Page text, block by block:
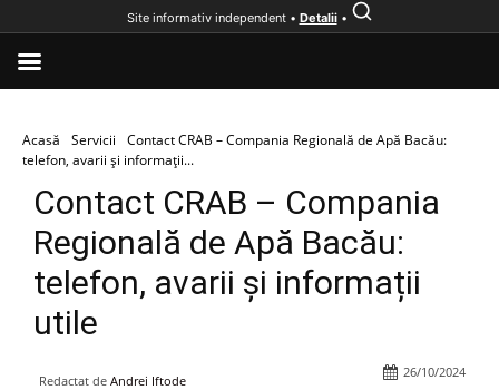
Acasă Servicii
Contact CRAB – Compania Regională de Apă Bacău:
telefon, avarii și informații...
Contact CRAB – Compania
Regională de Apă Bacău:
telefon, avarii și informații
utile
Redactat de Andrei Iftode
26/10/2024
Site informativ independent • Detalii•